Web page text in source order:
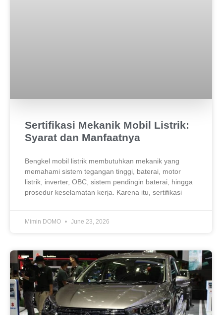
Sertifikasi Mekanik Mobil Listrik:
Syarat dan Manfaatnya
Bengkel mobil listrik membutuhkan mekanik yang
memahami sistem tegangan tinggi, baterai, motor
listrik, inverter, OBC, sistem pendingin baterai, hingga
prosedur keselamatan kerja. Karena itu, sertifikasi
Mimin DOMO June 23, 2026